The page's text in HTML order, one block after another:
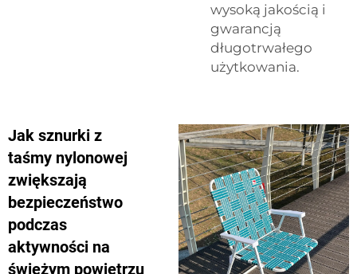
wysoką jakością i
gwarancją
długotrwałego
użytkowania.
Jak sznurki z
taśmy nylonowej
zwiększają
bezpieczeństwo
podczas
aktywności na
świeżym powietrzu